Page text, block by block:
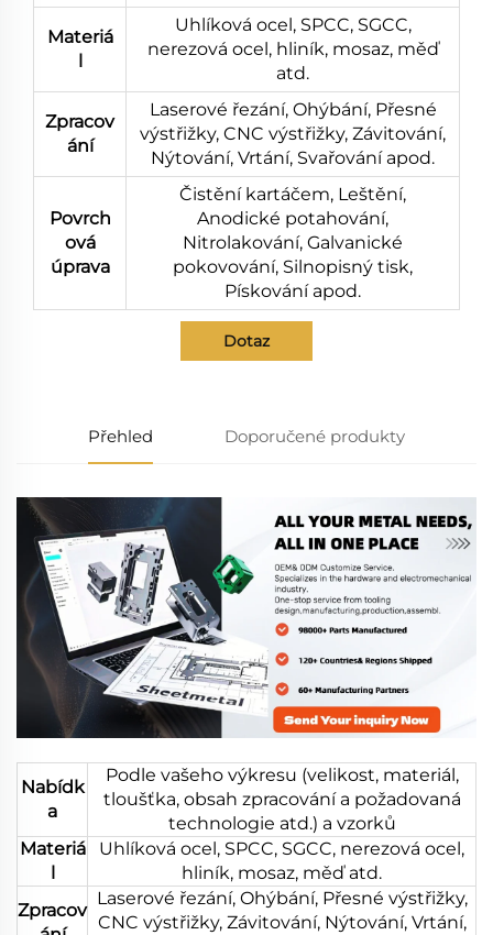
Materiá
l
Uhlíková ocel, SPCC, SGCC,
nerezová ocel, hliník, mosaz, měď
atd.
Zpracov
ání
Laserové řezání, Ohýbání, Přesné
výstřižky, CNC výstřižky, Závitování,
Nýtování, Vrtání, Svařování apod.
Povrch
ová
úprava
Čistění kartáčem, Leštění,
Anodické potahování,
Nitrolakování, Galvanické
pokovování, Silnopisný tisk,
Pískování apod.
Dotaz
Přehled Doporučené produkty
Nabídk
a
Podle vašeho výkresu (velikost, materiál,
tloušťka, obsah zpracování a požadovaná
technologie atd.) a vzorků
Materiá
l
Uhlíková ocel, SPCC, SGCC, nerezová ocel,
hliník, mosaz, měď atd.
Zpracov
Laserové řezání, Ohýbání, Přesné výstřižky,
CNC výstřižky, Závitování, Nýtování, Vrtání,